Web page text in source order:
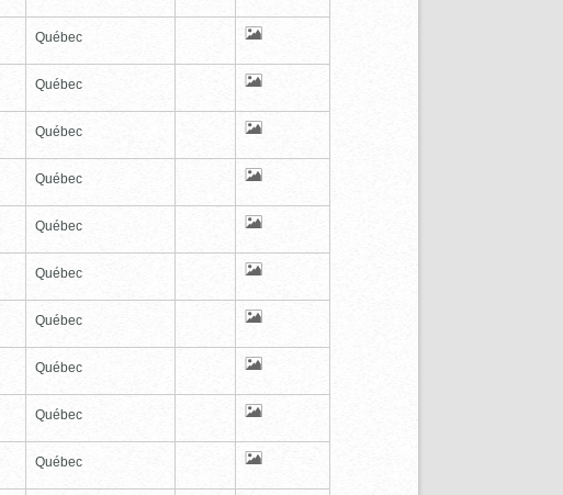
Québec
Québec
Québec
Québec
Québec
Québec
Québec
Québec
Québec
Québec